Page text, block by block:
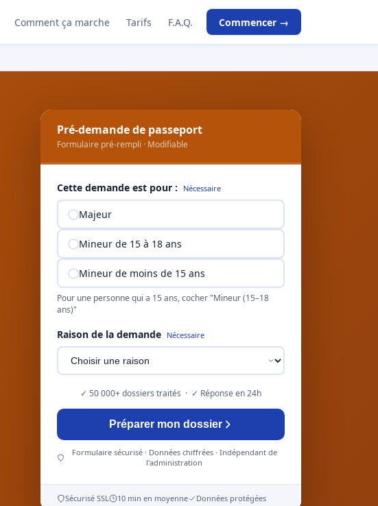
Comment ça marche Tarifs F.A.Q. Commencer →
Pré-demande de passeport
Formulaire pré-rempli · Modifiable
Cette demande est pour : Nécessaire
Majeur
Mineur de 15 à 18 ans
Mineur de moins de 15 ans
Pour une personne qui a 15 ans, cocher "Mineur (15–18
ans)"
Raison de la demande Nécessaire
✓ 50 000+ dossiers traités · ✓ Réponse en 24h
Préparer mon dossier
Formulaire sécurisé · Données chiffrées · Indépendant de
l'administration
Sécurisé SSL 10 min en moyenne Données protégées